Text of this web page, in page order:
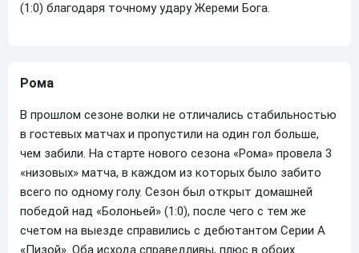
(1:0) благодаря точному удару Жереми Бога.
Рома
В прошлом сезоне волки не отличались стабильностью
в гостевых матчах и пропустили на один гол больше,
чем забили. На старте нового сезона «Рома» провела 3
«низовых» матча, в каждом из которых было забито
всего по одному голу. Сезон был открыт домашней
победой над «Болоньей» (1:0), после чего с тем же
счетом на выезде справились с дебютантом Серии А
«Пизой». Оба исхода справедливы, плюс в обоих